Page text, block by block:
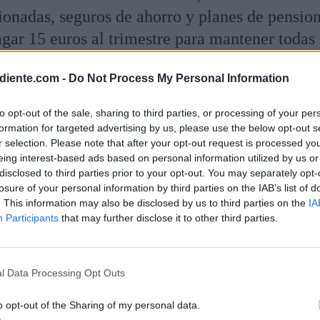
- Do Not Process My Personal Information
opt-out of the sale, sharing to third parties, or processing of your
for targeted advertising by us, please use the below opt-out
selection. Please note that after your opt-out request is processed
interest-based ads based on personal information utilized by us
to third parties prior to your opt-out. You may separately
of your personal information by third parties on the IAB’s list of
This information may also be disclosed by us to third parties on the
Participants that may further disclose it to other third parties.
Data Processing Opt Outs
opt-out of the Sharing of my personal data.
seguros de ahorro y planes de
15 euros al trimestre para mantener todas
decir, 60 euros al año.
se domiciliasen tres recibos o se hiciesen
la comisión se reduciría a cero euros.
Family, la Cuenta Premium, la Cuenta
que las cuentas del banco móvil mantienen